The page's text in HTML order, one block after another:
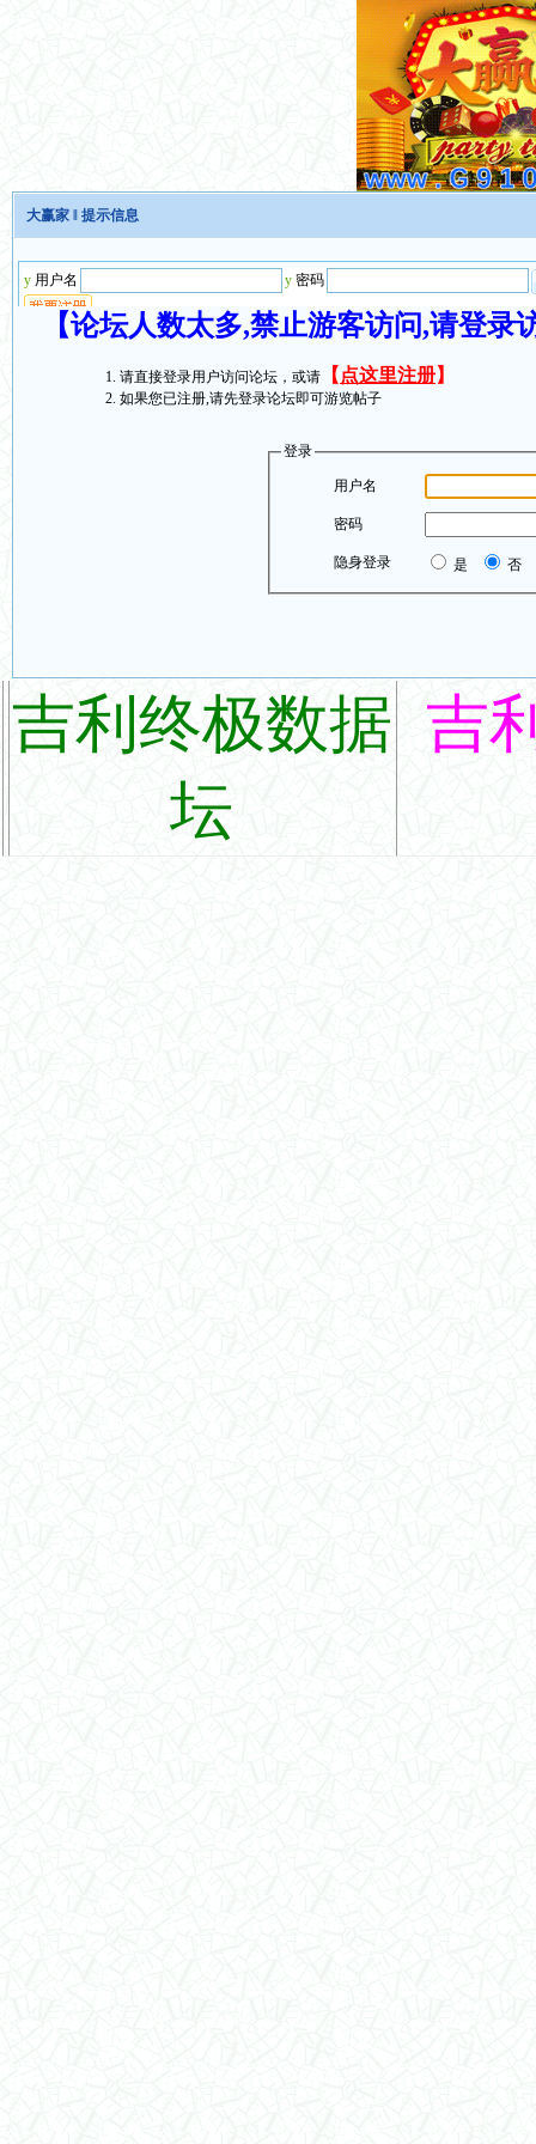
大赢家 ‖ 提示信息
【论坛人数太多,禁止游客访问,请登
请直接登录用户访问论坛，或请 【 点这里注册】
如果您已注册,请先登录论坛即可游览帖子
登录
用户名
密码
隐身登录 是 否
吉利终极数据
坛
吉